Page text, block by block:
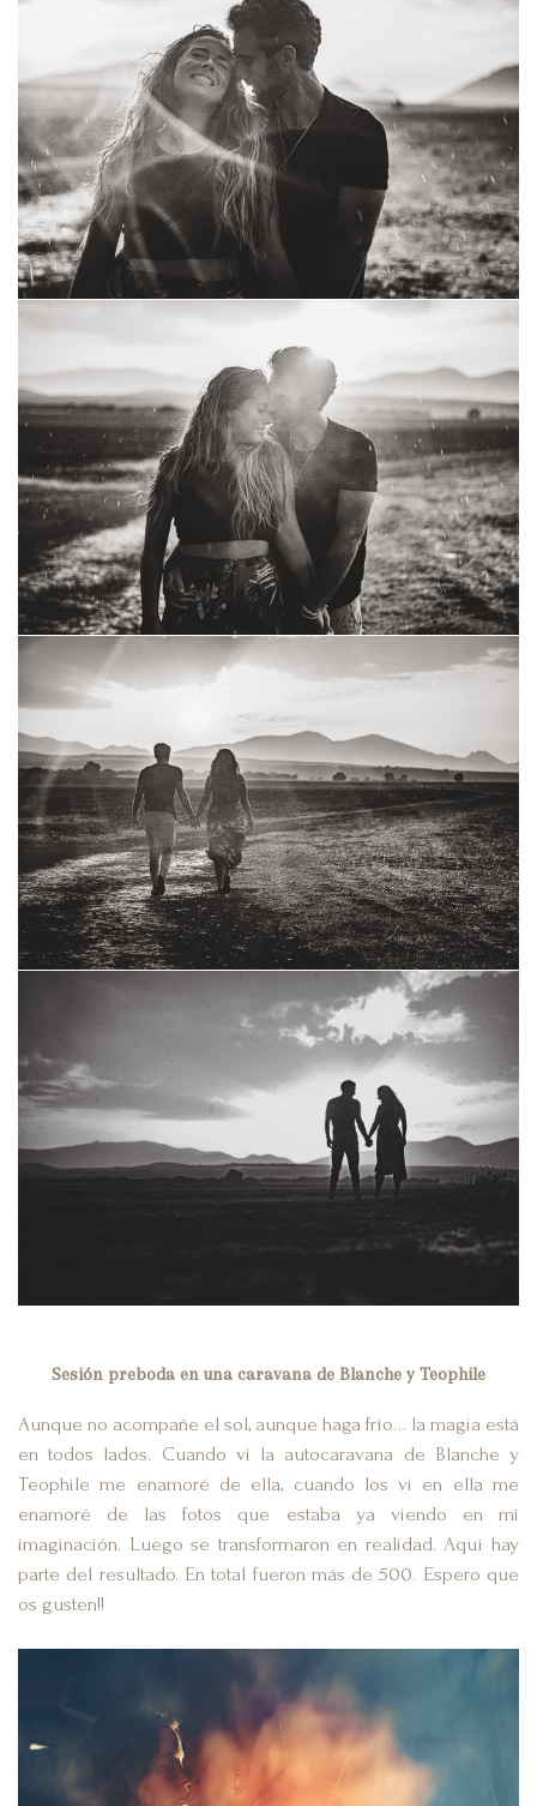
Sesión preboda en una caravana de Blanche y Teophile
Aunque no acompañe el sol, aunque haga frío… la magia está
en todos lados. Cuando vi la autocaravana de Blanche y
Teophile me enamoré de ella, cuando los vi en ella me
enamoré de las fotos que estaba ya viendo en mi
imaginación. Luego se transformaron en realidad. Aquí hay
parte del resultado. En total fueron más de 500. Espero que
os gusten!!